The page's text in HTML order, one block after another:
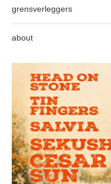
grensverleggers
about